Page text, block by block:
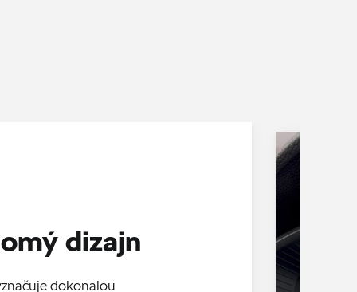
dizajn
dokonalou